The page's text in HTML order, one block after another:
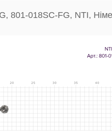
801-018SC-FG, NTI,